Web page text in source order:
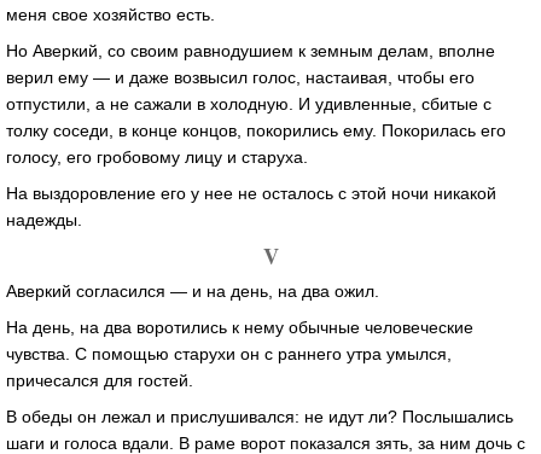
меня свое хозяйство есть.
Но Аверкий, со своим равнодушием к земным делам, вполне
верил ему — и даже возвысил голос, настаивая, чтобы его
отпустили, а не сажали в холодную. И удивленные, сбитые с
толку соседи, в конце концов, покорились ему. Покорилась его
голосу, его гробовому лицу и старуха.
На выздоровление его у нее не осталось с этой ночи никакой
надежды.
V
Аверкий согласился — и на день, на два ожил.
На день, на два воротились к нему обычные человеческие
чувства. С помощью старухи он с раннего утра умылся,
причесался для гостей.
В обеды он лежал и прислушивался: не идут ли? Послышались
шаги и голоса вдали. В раме ворот показался зять, за ним дочь с